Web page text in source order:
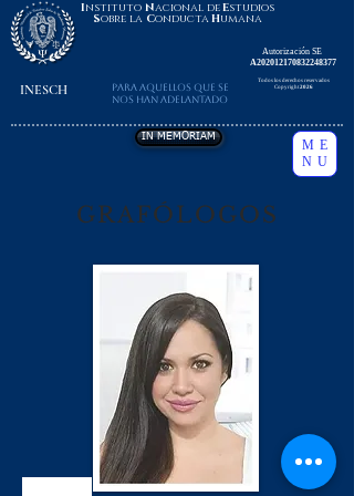
Instituto Nacional deEstudios
Sobre la ConductaHumana
IN MEMORIAM
Para aquellos que se
nos han adelantado
INESCH
Todos los derechos reservados
Copyright 2026
Autorización SE
A202012170832248377
ME
NU
GRAFÓLOGOS